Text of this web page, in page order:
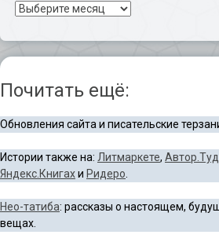
Архив
Почитать ещё:
Обновления сайта и писательские
Истории также на: Литмаркете,
Яндекс.Книгахи Ридеро
Нео-татиба: рассказы о настоящем,
вещах.